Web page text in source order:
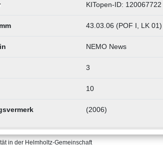
KITopen-ID: 120067722
43.03.06 (POF I, LK
NEMO News
3
10
(2006)
in der Helmholtz-Gemeinschaft